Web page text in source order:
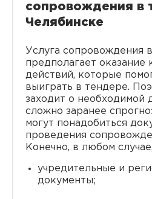
сопровождения в
Челябинске
Услуга сопровождения
предполагает оказание
действий, которые
выиграть в тендере.
заходит о необходимой
сложно заранее
могут понадобиться
проведения
Конечно, в любом
учредительные и
документы;